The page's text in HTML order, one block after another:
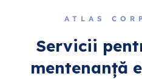
ATLAS
Servicii
mentenanță